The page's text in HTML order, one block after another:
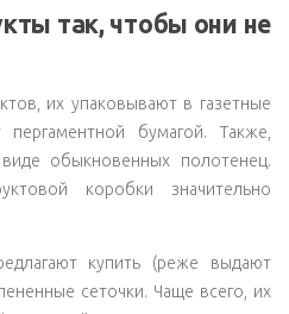
так, чтобы они не
их упаковывают в газетные
бумагой. Также,
обыкновенных полотенец.
коробки значительно
купить (реже выдают
сеточки. Чаще всего, их